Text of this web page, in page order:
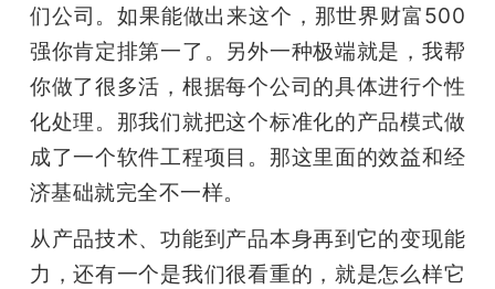
们公司。如果能做出来这个，那世界财富500
强你肯定排第一了。另外一种极端就是，我帮
你做了很多活，根据每个公司的具体进行个性
化处理。那我们就把这个标准化的产品模式做
成了一个软件工程项目。那这里面的效益和经
济基础就完全不一样。
从产品技术、功能到产品本身再到它的变现能
力，还有一个是我们很看重的，就是怎么样它